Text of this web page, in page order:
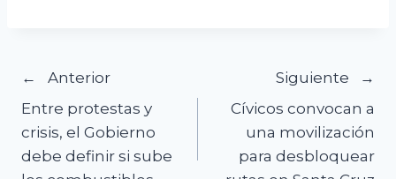
Navegación
de
entradas
Anterior
Entre protestas y
crisis, el Gobierno
debe definir si sube
Siguiente
Cívicos convocan a
una movilización
para desbloquear